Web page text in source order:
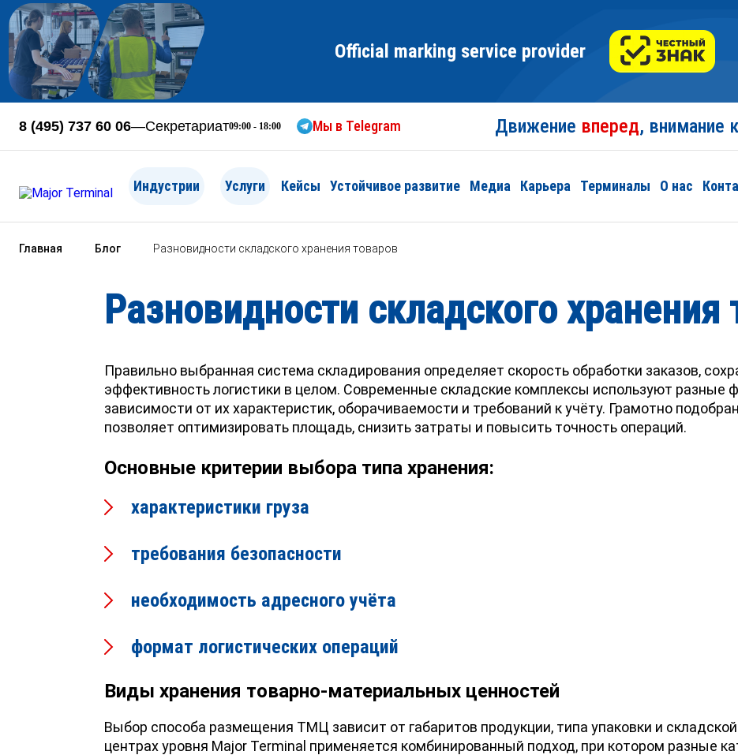
Official marking service provider
8 (495) 737 60 06—Секретариат09:00 - 18:00 Мы в Telegram Движение вперед, внимание к
Индустрии Услуги Кейсы Устойчивое развитие Медиа Карьера Терминалы О нас
Главная Блог Разновидности складского хранения товаров
Разновидности складского хранения
Правильно выбранная система складирования определяет скорость обработки заказов,
эффективность логистики в целом. Современные складские комплексы используют разные
зависимости от их характеристик, оборачиваемости и требований к учёту. Грамотно
позволяет оптимизировать площадь, снизить затраты и повысить точность операций.
Основные критерии выбора типа хранения:
характеристики груза
требования безопасности
необходимость адресного учёта
формат логистических операций
Виды хранения товарно-материальных ценностей
Выбор способа размещения ТМЦ зависит от габаритов продукции, типа упаковки и складской
центрах уровня Major Terminal применяется комбинированный подход, при котором разные